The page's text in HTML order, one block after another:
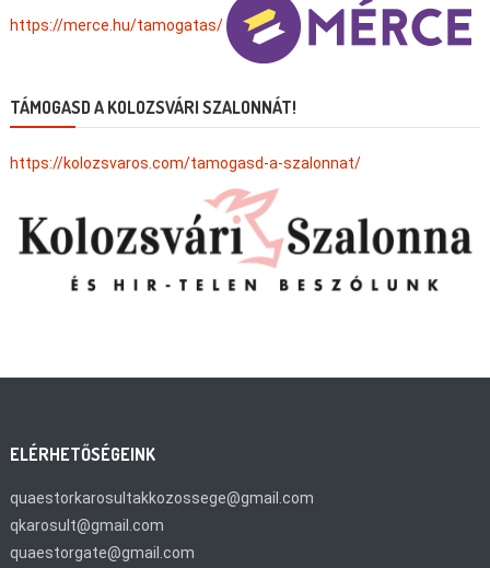
https://merce.hu/tamogatas/
TÁMOGASD A KOLOZSVÁRI SZALONNÁT!
https://kolozsvaros.com/tamogasd-a-szalonnat/
ELÉRHETŐSÉGEINK
quaestorkarosultakkozossege@gmail.com
qkarosult@gmail.com
quaestorgate@gmail.com